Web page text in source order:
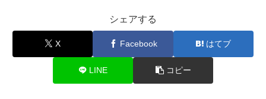
シェアする
X Facebook はてブ
LINE コピー